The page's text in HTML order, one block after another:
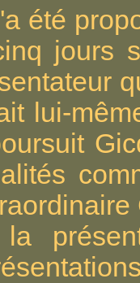
été
jours
lui-